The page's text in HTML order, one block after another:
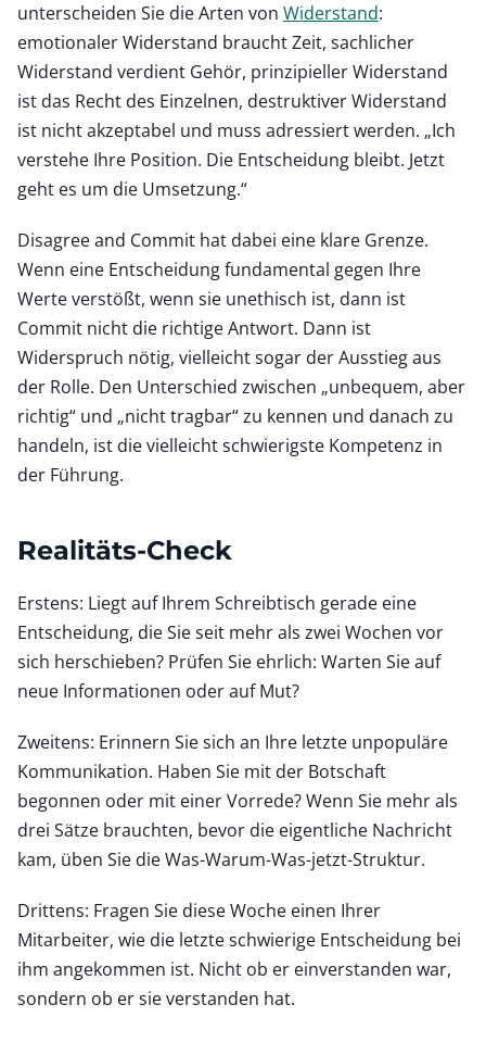
unterscheiden Sie die Arten von Widerstand:
emotionaler Widerstand braucht Zeit, sachlicher
Widerstand verdient Gehör, prinzipieller Widerstand
ist das Recht des Einzelnen, destruktiver Widerstand
ist nicht akzeptabel und muss adressiert werden. „Ich
verstehe Ihre Position. Die Entscheidung bleibt. Jetzt
geht es um die Umsetzung.“
Disagree and Commit hat dabei eine klare Grenze.
Wenn eine Entscheidung fundamental gegen Ihre
Werte verstößt, wenn sie unethisch ist, dann ist
Commit nicht die richtige Antwort. Dann ist
Widerspruch nötig, vielleicht sogar der Ausstieg aus
der Rolle. Den Unterschied zwischen „unbequem, aber
richtig“ und „nicht tragbar“ zu kennen und danach zu
handeln, ist die vielleicht schwierigste Kompetenz in
der Führung.
Realitäts-Check
Erstens: Liegt auf Ihrem Schreibtisch gerade eine
Entscheidung, die Sie seit mehr als zwei Wochen vor
sich herschieben? Prüfen Sie ehrlich: Warten Sie auf
neue Informationen oder auf Mut?
Zweitens: Erinnern Sie sich an Ihre letzte unpopuläre
Kommunikation. Haben Sie mit der Botschaft
begonnen oder mit einer Vorrede? Wenn Sie mehr als
drei Sätze brauchten, bevor die eigentliche Nachricht
kam, üben Sie die Was-Warum-Was-jetzt-Struktur.
Drittens: Fragen Sie diese Woche einen Ihrer
Mitarbeiter, wie die letzte schwierige Entscheidung bei
ihm angekommen ist. Nicht ob er einverstanden war,
sondern ob er sie verstanden hat.